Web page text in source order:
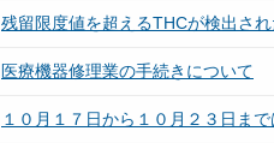
残留限度値を超えるTHCが検出さ
医療機器修理業の手続きについて
１０月１７日から１０月２３日ま